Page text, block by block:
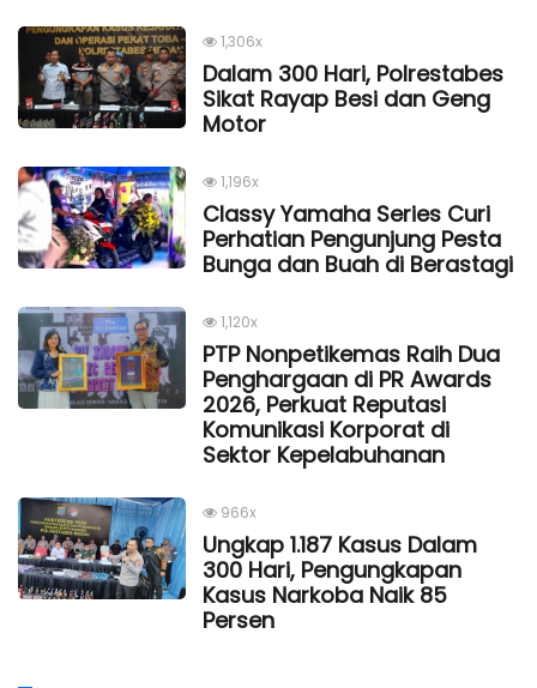
1,306x
Dalam 300 Hari, Polrestabes
Sikat Rayap Besi dan Geng
Motor
1,196x
Classy Yamaha Series Curi
Perhatian Pengunjung Pesta
Bunga dan Buah di Berastagi
1,120x
PTP Nonpetikemas Raih Dua
Penghargaan di PR Awards
2026, Perkuat Reputasi
Komunikasi Korporat di
Sektor Kepelabuhanan
966x
Ungkap 1.187 Kasus Dalam
300 Hari, Pengungkapan
Kasus Narkoba Naik 85
Persen